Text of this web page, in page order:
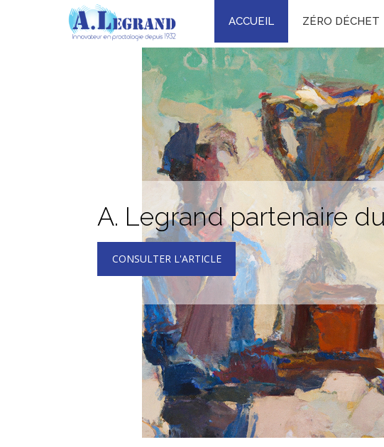
ACCUEIL ZÉRO DÉCHET
A. Legrand partenaire
CONSULTER L'ARTICLE